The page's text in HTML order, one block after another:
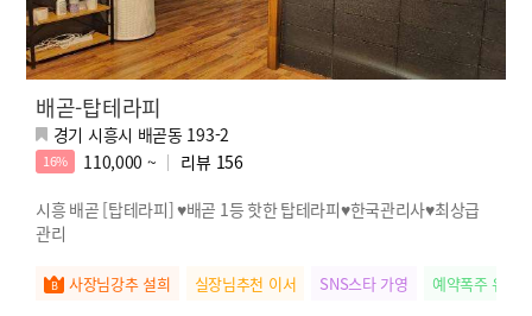
배곧-탑테라피
경기 시흥시 배곧동 193-2
16% 110,000 ~ 리뷰 156
시흥 배곧 [탑테라피] ♥배곧 1등 핫한 탑테라피♥한국관리사♥최상급
관리
사장님강추 설희 실장님추천 이서 SNS스타 가영 예약폭주 유나